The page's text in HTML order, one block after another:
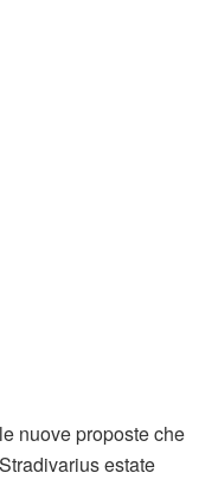
nuove proposte che
estate